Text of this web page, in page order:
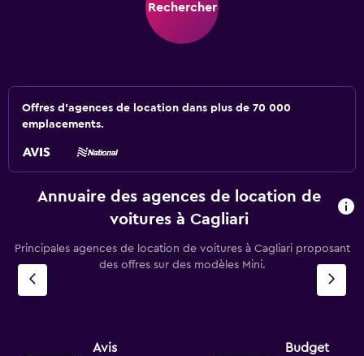
Rechercher
Offres d’agences de location dans plus de 70 000
emplacements.
Annuaire des agences de location de
voitures à Cagliari
Principales agences de location de voitures à Cagliari proposant
des offres sur des modèles Mini.
Avis Budget